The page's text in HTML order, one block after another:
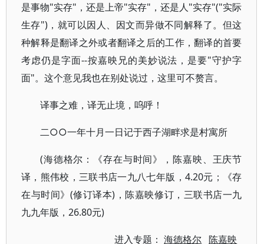
是事物"实存"，还是上帝"实存"，还是人"实存"("实际
生存")，就可以因人、因文而异做不同解释了。但这
种解释是翻译之外或者翻译之后的工作，翻译的首要
考虑仍是字面--按嘉映兄的美妙说法，是要"守护字
面"。这个意见我也在别处说过，这里可不赘言。
译事之难，译无止境，呜呼！
二○○一年十月一日记于西子湖畔求是村寓所
(海德格尔：《存在与时间》，陈嘉映、王庆节
译，熊伟校，三联书店一九八七年版，4.20元；《存
在与时间》(修订译本)，陈嘉映修订，三联书店一九
九九年版，26.80元)
进入专题：海德格尔 陈嘉映